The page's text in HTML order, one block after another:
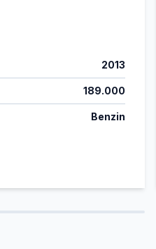
2013
189.000
Benzin